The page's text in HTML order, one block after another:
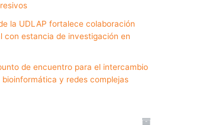
la UDLAP fortalece colaboración
con estancia de investigación en
de encuentro para el intercambio
y redes complejas